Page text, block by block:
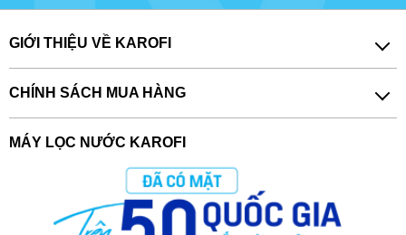
GIỚI THIỆU VỀ KAROFI
CHÍNH SÁCH MUA HÀNG
MÁY LỌC NƯỚC KAROFI